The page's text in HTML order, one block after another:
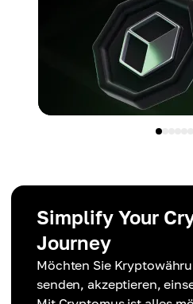
Simplify Your
Journey
Möchten Sie
senden, akzeptieren,